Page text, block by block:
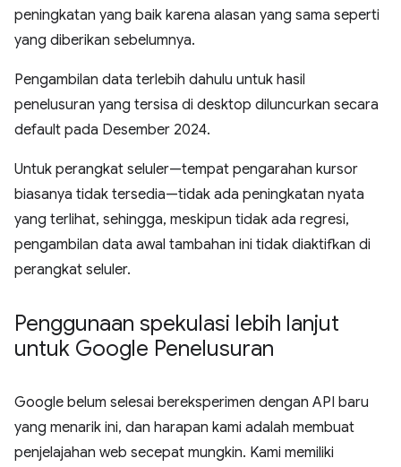
peningkatan yang baik karena alasan yang sama seperti
yang diberikan sebelumnya.
Pengambilan data terlebih dahulu untuk hasil
penelusuran yang tersisa di desktop diluncurkan secara
default pada Desember 2024.
Untuk perangkat seluler—tempat pengarahan kursor
biasanya tidak tersedia—tidak ada peningkatan nyata
yang terlihat, sehingga, meskipun tidak ada regresi,
pengambilan data awal tambahan ini tidak diaktifkan di
perangkat seluler.
Penggunaan spekulasi lebih lanjut
untuk Google Penelusuran
Google belum selesai bereksperimen dengan API baru
yang menarik ini, dan harapan kami adalah membuat
penjelajahan web secepat mungkin. Kami memiliki